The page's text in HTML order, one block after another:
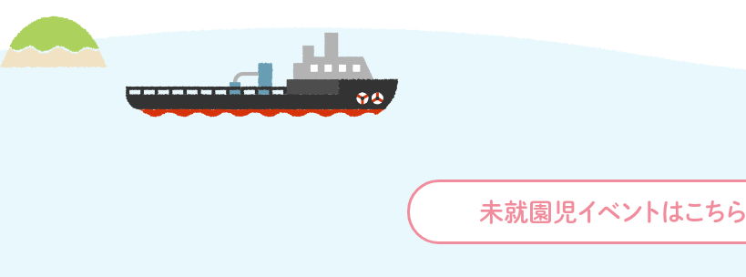
未就園児イベントはこちら